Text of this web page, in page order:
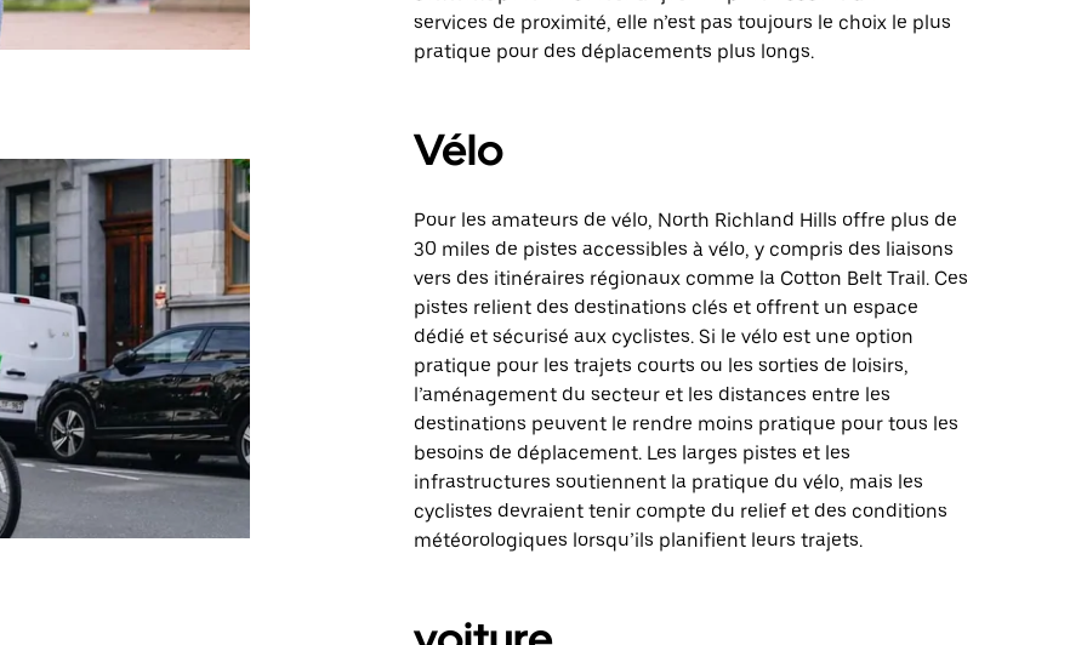
services de proximité, elle n’est pas toujours le choix le plus
pratique pour des déplacements plus longs.
Vélo
Pour les amateurs de vélo, North Richland Hills offre plus de
30 miles de pistes accessibles à vélo, y compris des liaisons
vers des itinéraires régionaux comme la Cotton Belt Trail. Ces
pistes relient des destinations clés et offrent un espace
dédié et sécurisé aux cyclistes. Si le vélo est une option
pratique pour les trajets courts ou les sorties de loisirs,
l’aménagement du secteur et les distances entre les
destinations peuvent le rendre moins pratique pour tous les
besoins de déplacement. Les larges pistes et les
infrastructures soutiennent la pratique du vélo, mais les
cyclistes devraient tenir compte du relief et des conditions
météorologiques lorsqu’ils planifient leurs trajets.